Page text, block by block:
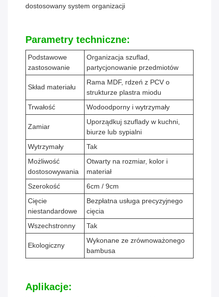
dostosowany system organizacji
Parametry techniczne:
Podstawowe
zastosowanie
Organizacja szuflad,
partycjonowanie przedmiotów
Skład materiału
Rama MDF, rdzeń z PCV o
strukturze plastra miodu
Trwałość
Wodoodporny i wytrzymały
Zamiar
Uporządkuj szuflady w kuchni,
biurze lub sypialni
Wytrzymały
Tak
Możliwość
dostosowywania
Otwarty na rozmiar, kolor i
materiał
Szerokość
6cm / 9cm
Cięcie
niestandardowe
Bezpłatna usługa precyzyjnego
cięcia
Wszechstronny
Tak
Ekologiczny
Wykonane ze zrównoważonego
bambusa
Aplikacje: